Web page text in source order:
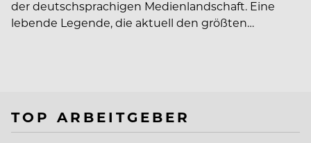
der deutschsprachigen Medienlandschaft. Eine
lebende Legende, die aktuell den größten…
TOP ARBEITGEBER